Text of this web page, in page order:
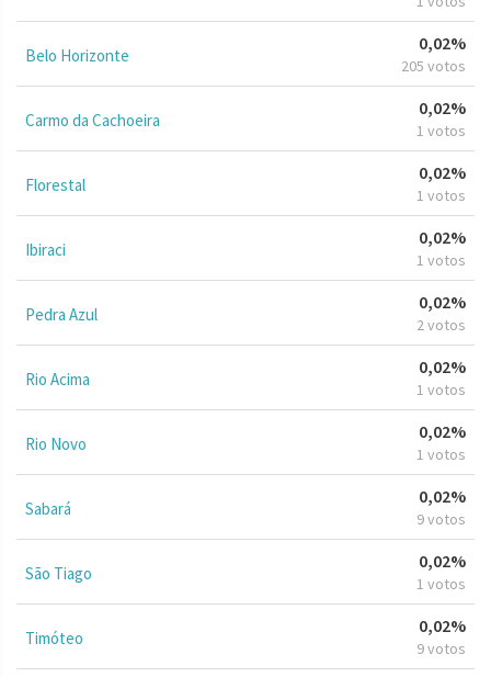
Belo Horizonte
0,02%
205 votos
Carmo da Cachoeira
0,02%
1 votos
Florestal
0,02%
1 votos
Ibiraci
0,02%
1 votos
Pedra Azul
0,02%
2 votos
Rio Acima
0,02%
1 votos
Rio Novo
0,02%
1 votos
Sabará
0,02%
9 votos
São Tiago
0,02%
1 votos
Timóteo
0,02%
9 votos